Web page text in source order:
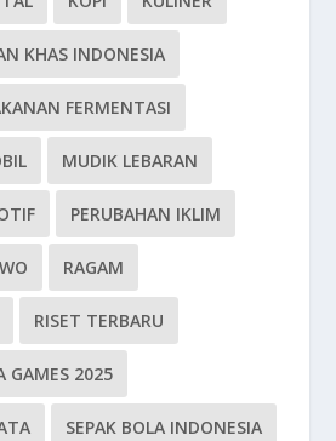
KHAS INDONESIA
FERMENTASI
MUDIK LEBARAN
PERUBAHAN IKLIM
RAGAM
RISET TERBARU
GAMES 2025
SEPAK BOLA INDONESIA